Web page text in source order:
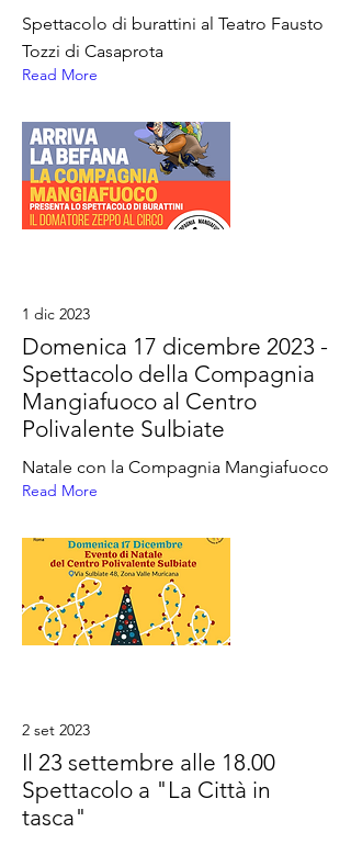
Spettacolo di burattini al Teatro Fausto
Tozzi di Casaprota
Read More
1 dic 2023
Domenica 17 dicembre 2023 -
Spettacolo della Compagnia
Mangiafuoco al Centro
Polivalente Sulbiate
Natale con la Compagnia Mangiafuoco
Read More
2 set 2023
Il 23 settembre alle 18.00
Spettacolo a "La Città in
tasca"